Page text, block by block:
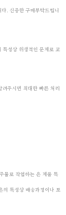
. 신중한 구매부탁드립니
성상 위생적인 문제로 교
주시면 최대한 빠른 처리
물로 작업하는 은 제품 특
의 특성상 배송과정이나 포